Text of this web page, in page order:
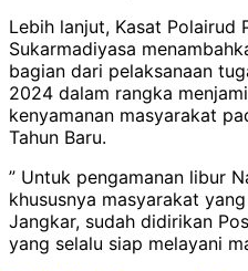
Lebih lanjut, Kasat Polairud
Sukarmadiyasa
bagian dari pelaksanaan
2024 dalam rangka
kenyamanan masyarakat
Tahun Baru.
” Untuk pengamanan libur
khususnya masyarakat
Jangkar, sudah didirikan
yang selalu siap melayani